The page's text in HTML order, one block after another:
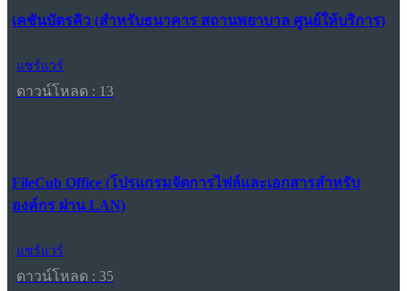
เคชันบัตรคิว (สำหรับธนาคาร สถานพยาบาล ศูนย์ให้บริการ)
แชร์แวร์
ดาวน์โหลด : 13
FileCub Office (โปรแกรมจัดการไฟล์และเอกสารสำหรับ
องค์กร ผ่าน LAN)
แชร์แวร์
ดาวน์โหลด : 35